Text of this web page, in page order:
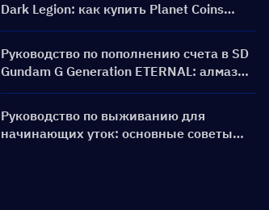
Dark Legion: как купить Planet Coins
дешевле и безопаснее
Руководство по пополнению счета в SD
Gundam G Generation ETERNAL: алмазы,
наборы для прорыва лимита, цены и
Руководство по выживанию для
начинающих уток: основные советы